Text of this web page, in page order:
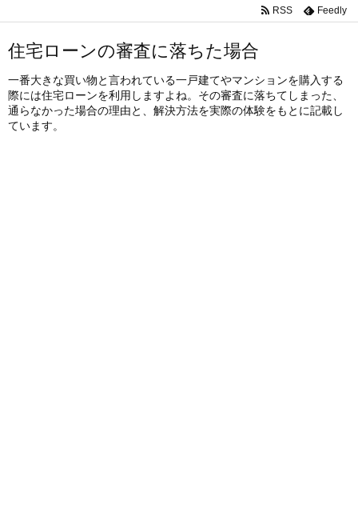
RSS Feedly
住宅ローンの審査に落ちた場合
一番大きな買い物と言われている一戸建てやマンションを購入する
際には住宅ローンを利用しますよね。その審査に落ちてしまった、
通らなかった場合の理由と、解決方法を実際の体験をもとに記載し
ています。